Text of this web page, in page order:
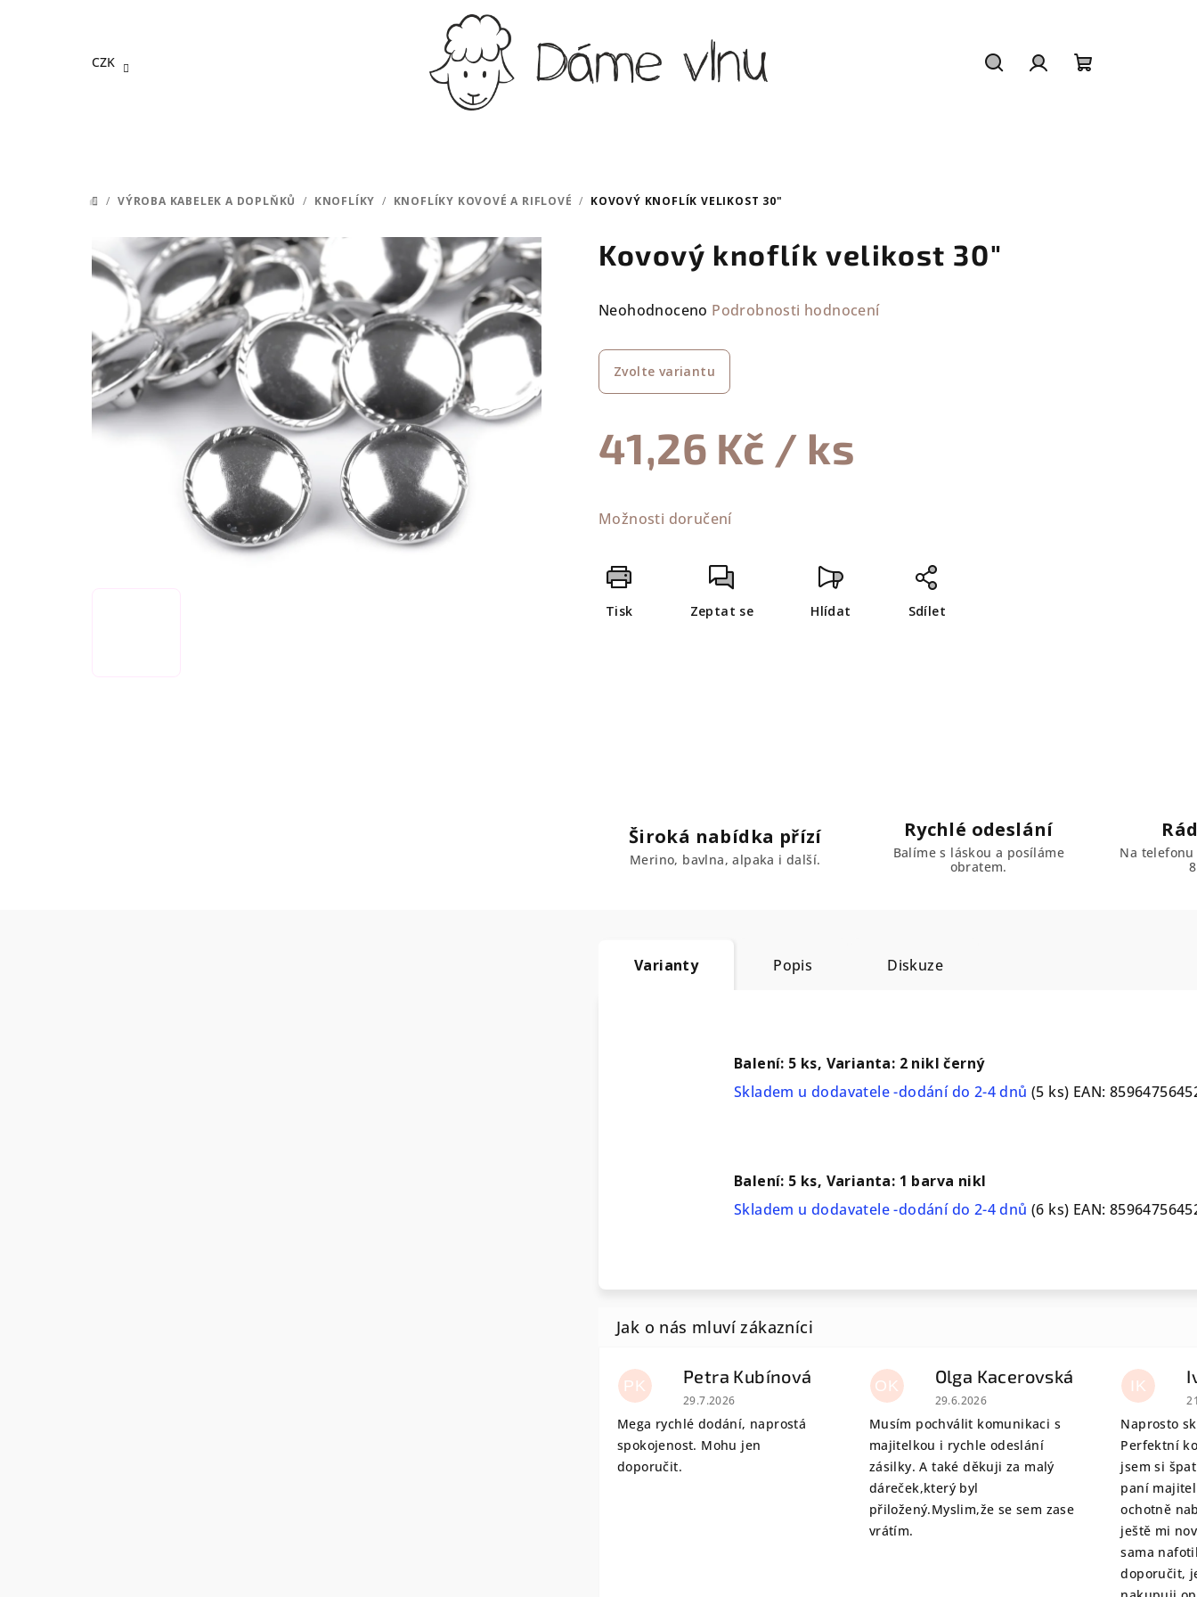
CZK
DOMŮ
/ VÝROBA KABELEK A DOPLŇKŮ / KNOFLÍKY / KNOFLÍKY KOVOVÉ A RIFLOVÉ / KOVOVÝ KNOFLÍK VELIKOST 30"
Kovový knoflík velikost 30"
Průměrné
produktu
0,0
5
hvězdiček.
Neohodnoceno Podrobnosti hodnocení
Zvolte variantu
41,26 Kč / ks
cena:
Možnosti doručení
Tisk Zeptat se Hlídat Sdílet
Široká nabídka přízí
Merino, bavlna, alpaka i další.
Rychlé odeslání
Balíme s láskou a posíláme
obratem.
Na
Varianty Popis Diskuze
Balení: 5 ks, Varianta: 2 nikl černý
Skladem u dodavatele -dodání do 2-4 dnů (5 ks) EAN:
Balení: 5 ks, Varianta: 1 barva nikl
Skladem u dodavatele -dodání do 2-4 dnů (6 ks) EAN:
PK Petra Kubínová
Hodnocení obchodu je 5 z 5 hvězdiček.
29.7.2026
Mega rychlé dodání, naprostá
spokojenost. Mohu jen
doporučit.
OK Olga Kacerovská
Hodnocení obchodu je 5 z 5 hvězdiček.
29.6.2026
Musím pochválit komunikaci s
majitelkou i rychle odeslání
zásilky. A také děkuji za malý
dáreček,který byl
přiložený.Myslim,že se sem zase
vrátím.
IK
Naprosto
Perfektní
jsem si
paní
ochotně
ještě mi
sama
doporučit,